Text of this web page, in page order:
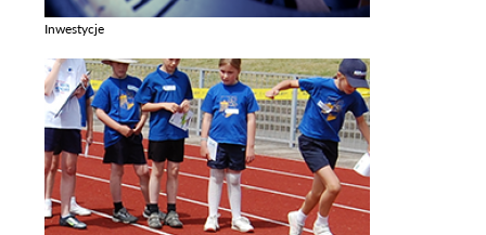
Inwestycje